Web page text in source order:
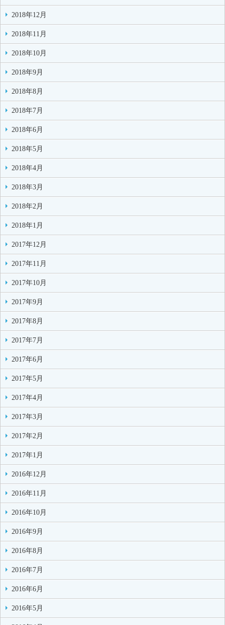
2018年12月
2018年11月
2018年10月
2018年9月
2018年8月
2018年7月
2018年6月
2018年5月
2018年4月
2018年3月
2018年2月
2018年1月
2017年12月
2017年11月
2017年10月
2017年9月
2017年8月
2017年7月
2017年6月
2017年5月
2017年4月
2017年3月
2017年2月
2017年1月
2016年12月
2016年11月
2016年10月
2016年9月
2016年8月
2016年7月
2016年6月
2016年5月